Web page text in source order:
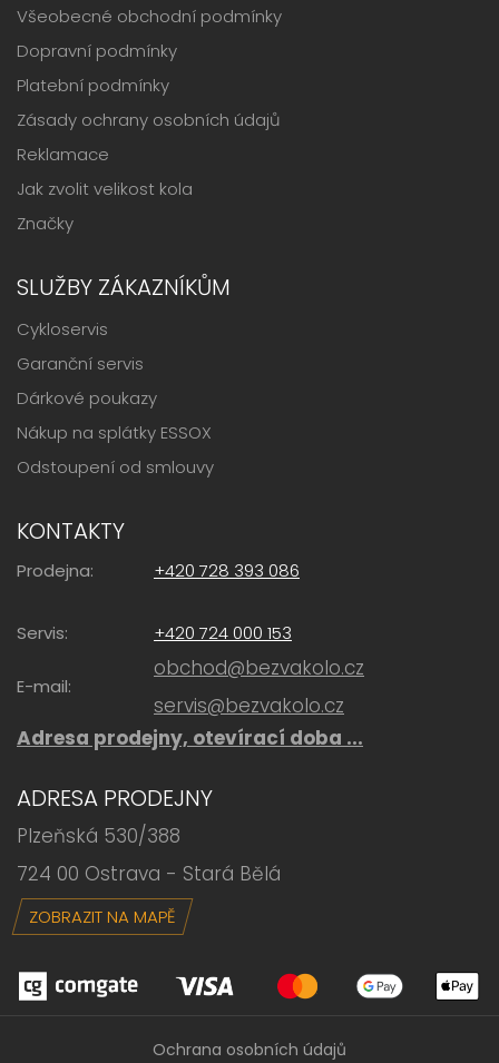
Všeobecné obchodní podmínky
Dopravní podmínky
Platební podmínky
Zásady ochrany osobních údajů
Reklamace
Jak zvolit velikost kola
Značky
SLUŽBY ZÁKAZNÍKŮM
Cykloservis
Garanční servis
Dárkové poukazy
Nákup na splátky ESSOX
Odstoupení od smlouvy
KONTAKTY
Prodejna: +420 728 393 086
Servis: +420 724 000 153
E-mail:
obchod@bezvakolo.cz
servis@bezvakolo.cz
Adresa prodejny, otevírací doba ...
ADRESA PRODEJNY
Plzeňská 530/388
724 00 Ostrava - Stará Bělá
ZOBRAZIT NA MAPĚ
Ochrana osobních údajů